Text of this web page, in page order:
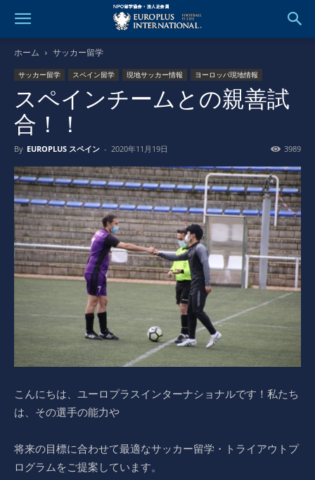
ホーム サッカー留学
サッカー留学 スペイン留学 現地サッカー情報 ヨーロッパ現地情報
スペインチームとの親善試
合！！
By EUROPLUS スペイン - 2020年11月19日 3989
こんにちは、ユーロプラスインターナショナルです！私たち
は、その選手の能力や
将来の目標に合わせて最適なサッカー留学・トライアウトプ
ログラムをご提案しています。